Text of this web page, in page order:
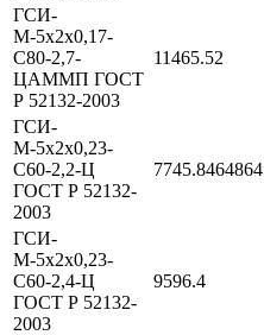
ГСИ-
М-5х2х0,17-
С80-2,7-
ЦАММП ГОСТ
Р 52132-2003
11465.52
ГСИ-
М-5х2х0,23-
С60-2,2-Ц
ГОСТ Р 52132-
2003
7745.8464864
ГСИ-
М-5х2х0,23-
С60-2,4-Ц
ГОСТ Р 52132-
2003
9596.4